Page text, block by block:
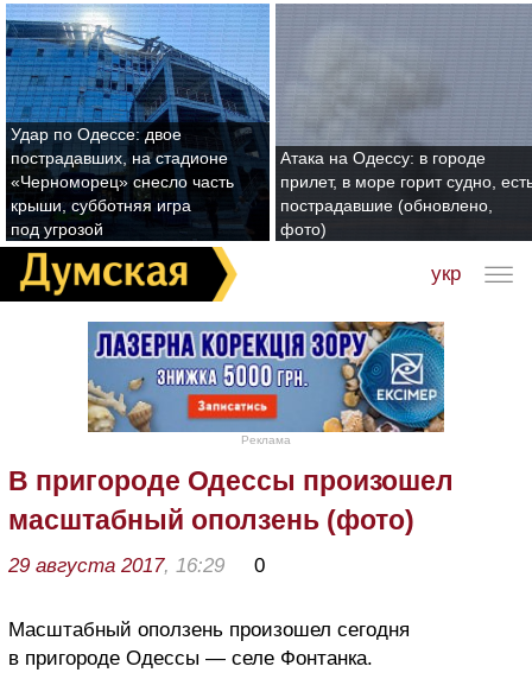
Удар по Одессе: двое
пострадавших, на стадионе
«Черноморец» снесло часть
крыши, субботняя игра
под угрозой
Атака на Одессу: в городе
прилет, в море горит судно,
пострадавшие (обновлено,
фото)
укр
Реклама
В пригороде Одессы произошел
масштабный оползень (фото)
29 августа 2017, 16:29 0
Масштабный оползень произошел сегодня
в пригороде Одессы — селе Фонтанка.